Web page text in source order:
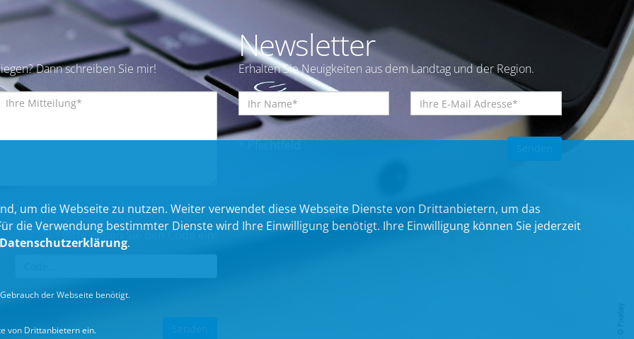
Dann schreiben Sie mir!
Bitte geben Sie den Code ein:
Newsletter
Erhalten Sie Neuigkeiten aus dem Landtag und der Region.
* Pflichtfeld
um die Webseite zu nutzen. Weiter verwendet diese Webseite Dienste von Drittanbietern, um das
die Verwendung bestimmter Dienste wird Ihre Einwilligung benötigt. Ihre Einwilligung können Sie jederzeit
.
der Webseite benötigt.
von Drittanbietern ein.